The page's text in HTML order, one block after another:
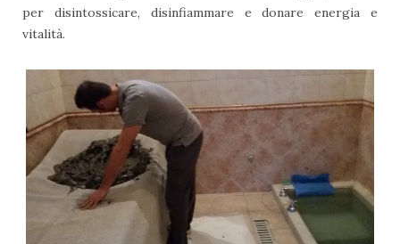
per disintossicare, disinfiammare e donare energia e
vitalità.